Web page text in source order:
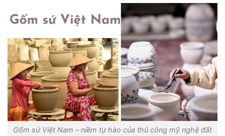
Gốm sứ Việt Nam – niềm tự hào của thủ công mỹ nghệ đất